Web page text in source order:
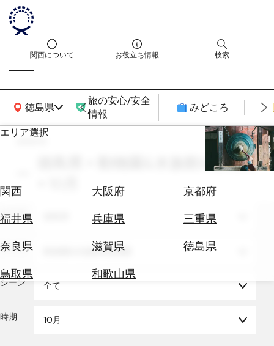
関西について お役立ち情報 検索
徳島県
関西広域MAP
旅の安心/安全
情報
みどころ
エリア選択
関西 大阪府
京都府
福井県
兵庫県
三重県
奈良県
滋賀県
徳島県
鳥取県
和歌山県
エ
券
テ
を
search
徳島県 × 動物園&水族館&植物園
エリア
テーマ 動物園&水族館&植物園
シーン 全て
時期 10月